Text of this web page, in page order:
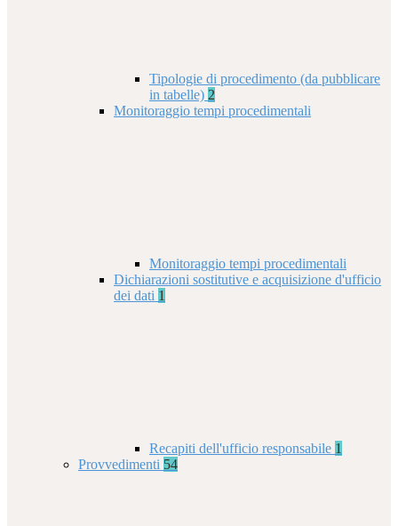
Tipologie di procedimento (da pubblicare
in tabelle) 2
Monitoraggio tempi procedimentali
Monitoraggio tempi procedimentali
Dichiarazioni sostitutive e acquisizione d'ufficio
dei dati 1
Recapiti dell'ufficio responsabile 1
Provvedimenti 54